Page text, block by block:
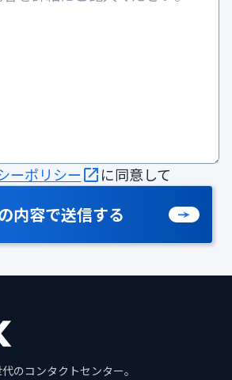
ーポリシー に同意して
内容で送信する
のコンタクトセンター。